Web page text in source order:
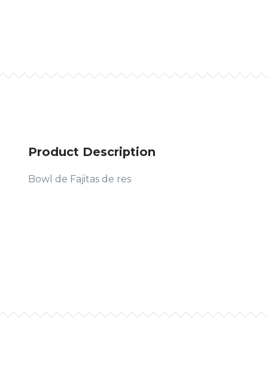
Product Description
Bowl de Fajitas de res